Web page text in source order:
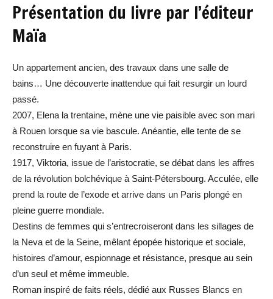
Présentation du livre par l’éditeur
Maïa
Un appartement ancien, des travaux dans une salle de
bains… Une découverte inattendue qui fait resurgir un lourd
passé.
2007, Elena la trentaine, mène une vie paisible avec son mari
à Rouen lorsque sa vie bascule. Anéantie, elle tente de se
reconstruire en fuyant à Paris.
1917, Viktoria, issue de l’aristocratie, se débat dans les affres
de la révolution bolchévique à Saint-Pétersbourg. Acculée, elle
prend la route de l’exode et arrive dans un Paris plongé en
pleine guerre mondiale.
Destins de femmes qui s’entrecroiseront dans les sillages de
la Neva et de la Seine, mêlant épopée historique et sociale,
histoires d’amour, espionnage et résistance, presque au sein
d’un seul et même immeuble.
Roman inspiré de faits réels, dédié aux Russes Blancs en